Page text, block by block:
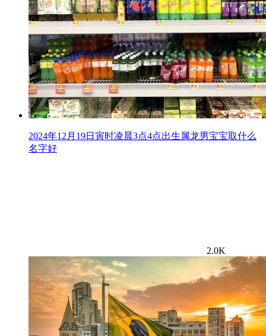
2024年12月19日寅时凌晨3点4点出生属龙男宝宝取什么
名字好
2.0K